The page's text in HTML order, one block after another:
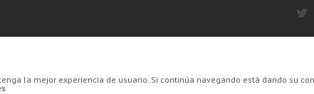
la mejor experiencia de usuario. Si continúa navegando está dando su